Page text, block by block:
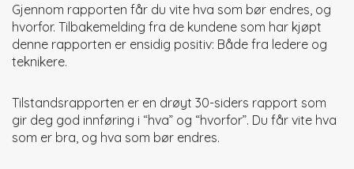
Gjennom rapporten får du vite hva som bør endres, og
hvorfor. Tilbakemelding fra de kundene som har kjøpt
denne rapporten er ensidig positiv: Både fra ledere og
teknikere.
Tilstandsrapporten er en drøyt 30-siders rapport som
gir deg god innføring i “hva” og “hvorfor”. Du får vite hva
som er bra, og hva som bør endres.